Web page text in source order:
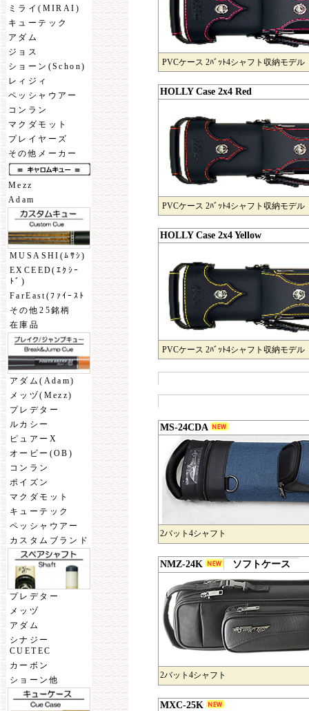
ミライ(MIRAI)
キューテック
アダム
ジョス
ショーン(Schon)
レィジィ
ペッシャウアー
コンラン
マクダモット
プレイヤーズ
その他メーカー
Mezz
Adam
MUSASHI(ﾑｻｼ)
EXCEED(ｴｸｼｰ
ﾄﾞ)
FarEast(ﾌｧｲｰｽﾄ
その他25銘柄
在庫品
アダム(Adam)
メッヅ(Mezz)
プレデター
ルカシー
ピュアーX
オービー(OB)
コンラン
ポイズン
マクダモット
キューテック
ペッシャウアー
カスタムブランド
プレデター
メッヅ
アダム
シナジー
CUETEC
カーボン
ショーン他
PVCケース 2ﾊﾞｯﾄ4シャフト収納モデル
HOLLY Case 2x4 Red
PVCケース 2ﾊﾞｯﾄ4シャフト収納モデル
HOLLY Case 2x4 Yellow
PVCケース 2ﾊﾞｯﾄ4シャフト収納モデル
MS-24CDA
2バット4シャフト
NMZ-24K ソフトケース
2バット4シャフト
MXC-25K